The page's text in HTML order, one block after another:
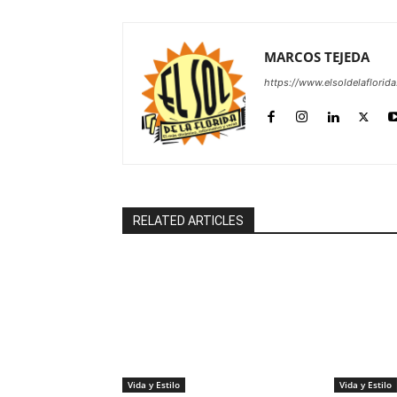
MARCOS TEJEDA
https://
RELATED ARTICLES
Vida y Estilo Vida y Estilo